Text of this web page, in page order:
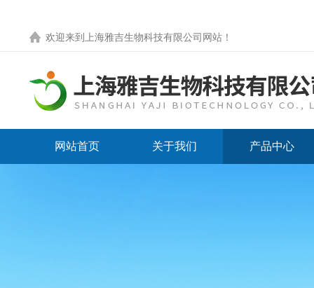
欢迎来到 上海雅吉生物科技有限公司网站 ！
网站首页 关于我们 产品中心